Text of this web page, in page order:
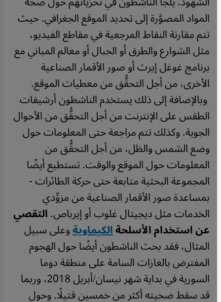
المواد المصوَّرة إلى تحديد الموقع الجغرافي. حيث
تتم مقارنة النقاط المرجعية في مقاطع الفيديو،
مثل الشوارع والطرق أو الجبال أو معالم المباني مع
برنامج غوغل إيرث أو صور الأقمار الصناعية
الأخرى، من أجل التحقُّق من معطيات الموقع.
وبالإضافة إلى ذلك يستخدم الناشطون أرشيفات
الطقس على الإنترنت من أجل التحقُّق من الأحوال
الجوية. وكذلك تتم مراجعة حتى المعلومات حول
وضع الشمس والظل، من أجل التحقُّق من
المعلومات حول الموقع والوقت. تستطيع أيضًا
المجموعة البحثية متابعة حتى حركة الطائرات -
بمساعدة صور الأقمار الصناعية من مزوِّدي
الخدمات مثل ديجيتال غلوب أو إيرباص.التقصي
عن استخدام الأسلحةالكيماويةوعلى سبيل
المثال، فقد بحث الناشطون أيضًا حول الهجوم
المفترض بالغازات السامة على منطقة دوما
السورية في بداية شهر نيسان/أبريل 2018، وربما
قد سقط ضحيته أكثر من خمسين قتيلًا. وحول